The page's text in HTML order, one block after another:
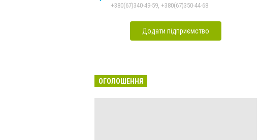
+380(67)340-49-59, +380(67)350-44-68
Додати підприємство
ОГОЛОШЕННЯ